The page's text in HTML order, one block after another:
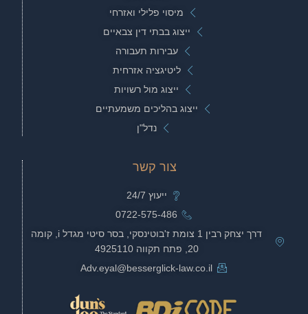
מיסוי פלילי ואזרחי
ייצוג בבתי דין צבאיים
עבירות תעבורה
ליטיגציה אזרחית
ייצוג מול רשויות
ייצוג בהליכים משמעתיים
נדל"ן
צור קשר
ייעוץ 24/7
0722-575-486
דרך יצחק רבין 1 צומת ז'בוטינסקי, בסר סיטי מגדל i, קומה
20, פתח תקווה 4925110
Adv.eyal@besserglick-law.co.il